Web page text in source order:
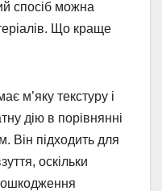
спосіб можна
Що краще
м’яку текстуру і
дію в порівнянні
Він підходить для
оскільки